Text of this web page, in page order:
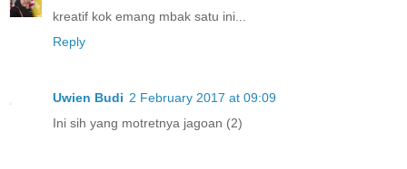
kreatif kok emang mbak satu ini...
Reply
Uwien Budi 2 February 2017 at 09:09
Ini sih yang motretnya jagoan (2)